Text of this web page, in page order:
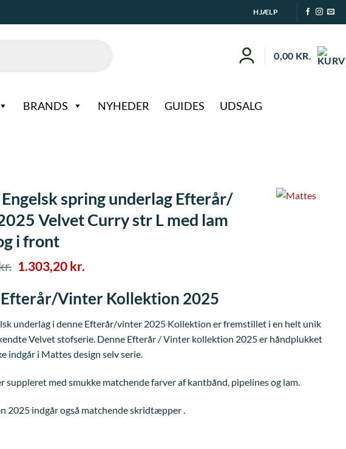
HJÆLP
0,00 KR.
BRANDS NYHEDER GUIDES UDSALG
spring underlag Efterår/
Velvet Curry str L med lam
i front
Den
oprindelige
var:
1.303,20 kr.
er:
Vinter Kollektion 2025
underlag i denne Efterår/vinter 2025 Kollektion er fremstillet i en helt unik
Velvet stofserie. Denne Efterår / Vinter kollektion 2025 er håndplukket
indgår i Mattes design selv serie.
suppleret med smukke matchende farver af kantbånd, pipelines og lam.
2025 indgår også matchende skridtæpper .